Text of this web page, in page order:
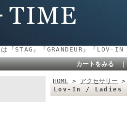
『STAG』『GRANDEUR』『
カートをみる
HOME > アクセサリー
Lov-In / Ladies /